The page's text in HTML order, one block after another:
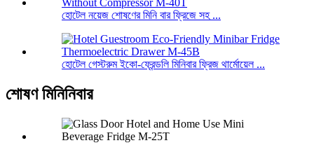
হোটেল নয়েজ শোষণের মিনি বার ফ্রিজে সহ ...
হোটেল গেস্টরুম ইকো-ফ্রেন্ডলি মিনিবার ফ্রিজ থার্মোয়েল ...
শোষণ মিনিনিবার